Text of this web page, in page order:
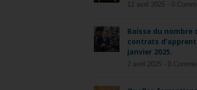
12 avril 2025 - 0
Baisse du nombre
contrats
janvier 2025.
2 avril 2025 - 0